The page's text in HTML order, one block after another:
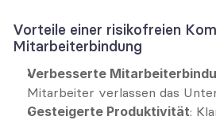
Vorteile einer risikofreien
Mitarbeiterbindung
Verbesserte
Mitarbeiter verlassen das
Gesteigerte Produktivität: